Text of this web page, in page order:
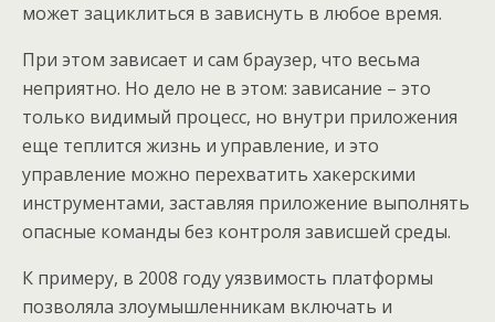
может зациклиться в зависнуть в любое время.
При этом зависает и сам браузер, что весьма
неприятно. Но дело не в этом: зависание – это
только видимый процесс, но внутри приложения
еще теплится жизнь и управление, и это
управление можно перехватить хакерскими
инструментами, заставляя приложение выполнять
опасные команды без контроля зависшей среды.
К примеру, в 2008 году уязвимость платформы
позволяла злоумышленникам включать и